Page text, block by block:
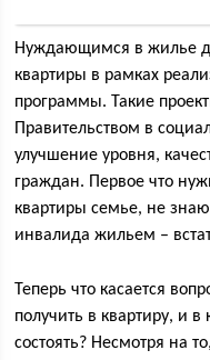
Нуждающимся в жилье
квартиры в рамках
программы. Такие
Правительством в
улучшение уровня,
граждан. Первое что
квартиры семье, не
инвалида жильем –
Теперь что касается
получить в квартиру, и
состоять? Несмотря на